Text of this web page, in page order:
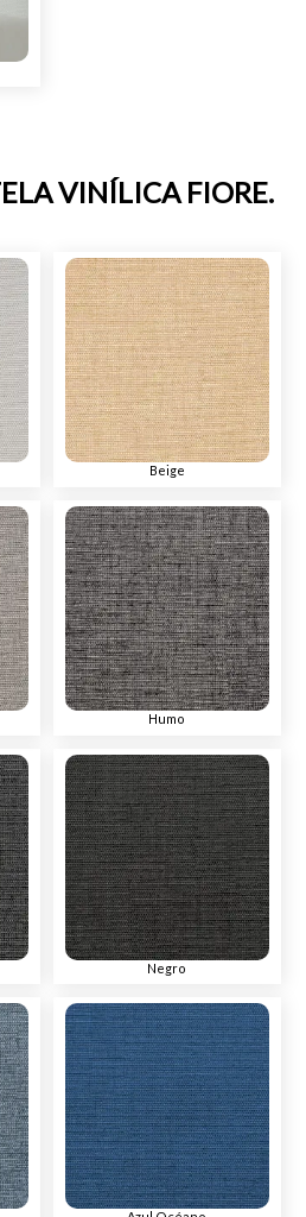
VINÍLICA FIORE.
Beige
Humo
Negro